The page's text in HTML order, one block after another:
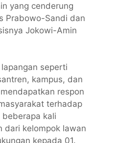
yang cenderung
Prabowo-Sandi dan
Jokowi-Amin
seperti
kampus, dan
respon
terhadap
kali
dari kelompok lawan
kepada 01.